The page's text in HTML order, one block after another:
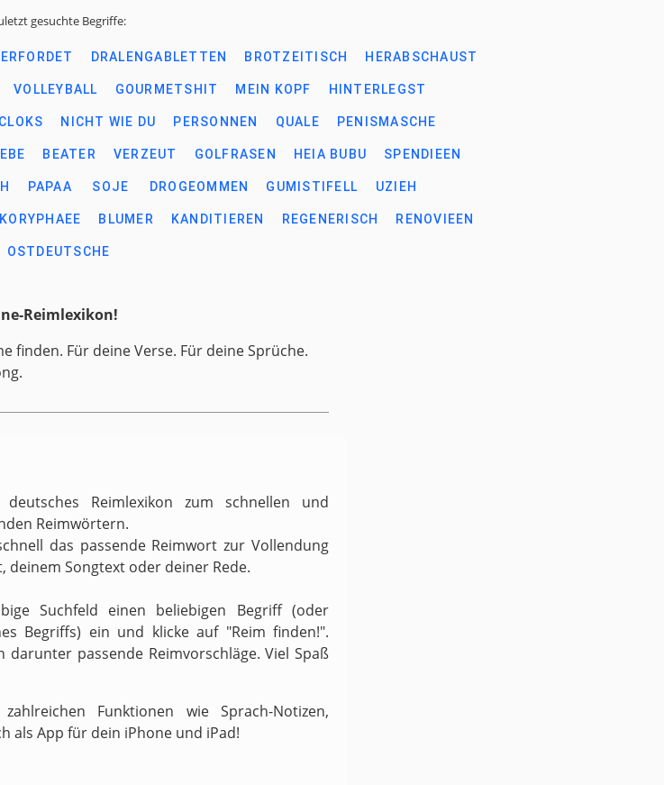
gesuchte Begriffe:
DRALENGABLETTEN BROTZEITISCH HERABSCHAUST
VOLLEYBALL GOURMETSHIT MEIN KOPF HINTERLEGST
CLOKS NICHT WIE DU PERSONNEN QUALE PENISMASCHE
BEATER VERZEUT GOLFRASEN HEIA BUBU SPENDIEEN
PAPAA SOJE DROGEOMMEN GUMISTIFELL UZIEH
KORYPHAEE BLUMER KANDITIEREN REGENERISCH RENOVIEEN
OSTDEUTSCHE
Reimlexikon!
finden. Für deine Verse. Für deine Sprüche.
Reimlexikon zum schnellen und
Reimwörtern.
das passende Reimwort zur Vollendung
deinem Songtext oder deiner Rede.
Suchfeld einen beliebigen Begriff (oder
Begriffs) ein und klicke auf "Reim finden!".
darunter passende Reimvorschläge. Viel Spaß
Funktionen wie Sprach-Notizen,
als App für dein iPhone und iPad!